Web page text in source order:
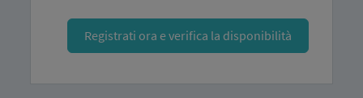
Registrati ora e verifica la disponibilità